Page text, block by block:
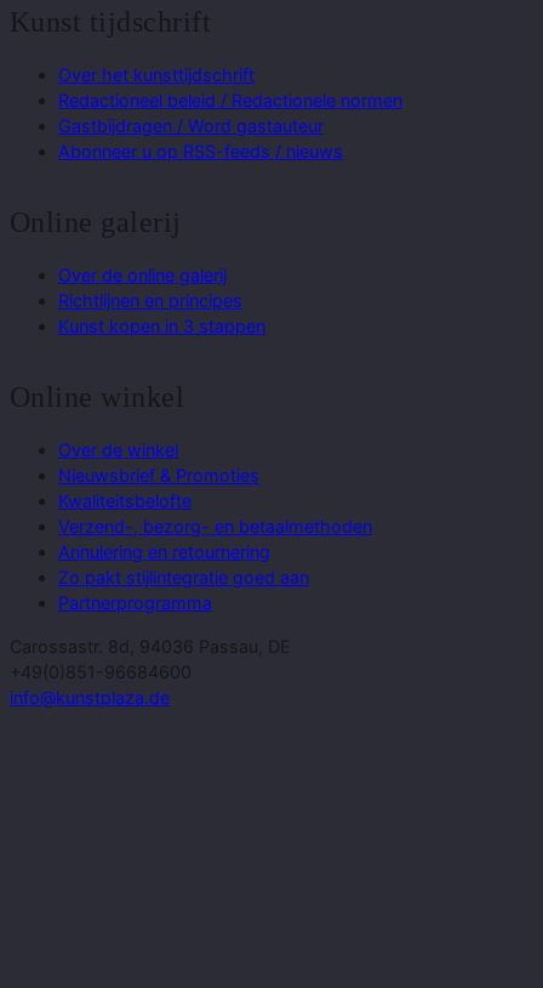
Kunst tijdschrift
Over het kunsttijdschrift
Redactioneel beleid / Redactionele normen
Gastbijdragen / Word gastauteur
Abonneer u op RSS-feeds / nieuws
Online galerij
Over de online galerij
Richtlijnen en principes
Kunst kopen in 3 stappen
Online winkel
Over de winkel
Nieuwsbrief & Promoties
Kwaliteitsbelofte
Verzend-, bezorg- en betaalmethoden
Annulering en retournering
Zo pakt stijlintegratie goed aan
Partnerprogramma
Carossastr. 8d, 94036 Passau, DE
+49(0)851-96684600
info@kunstplaza.de